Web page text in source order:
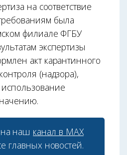
на соответствие
была
филиале ФГБУ
экспертизы
акт карантинного
(надзора),
наш канал в МАХ
главных новостей.